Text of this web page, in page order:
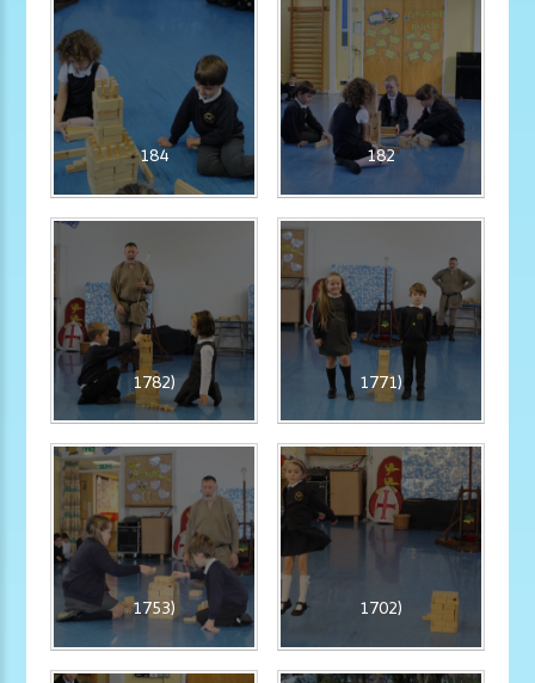
184 182
1782) 1771)
1753) 1702)